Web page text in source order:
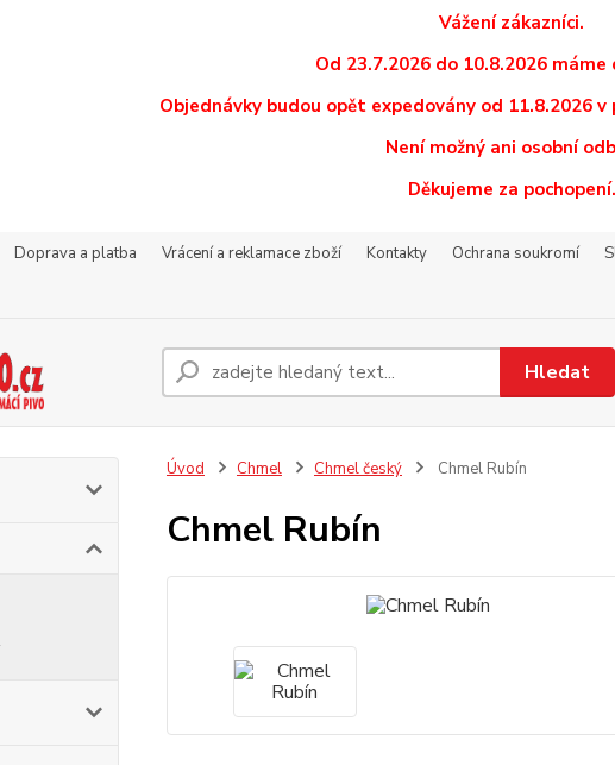
Vážení zákazníci.
Od 23.7.2026 do 10.8.2026 máme
Objednávky budou opět expedovány od 11.8.2026
Není možný ani osobní
Děkujeme za pochopení.
Doprava a platba Vrácení a reklamace zboží Kontakty Ochrana soukromí
Hledat
Úvod Chmel Chmel český Chmel Rubín
Chmel Rubín